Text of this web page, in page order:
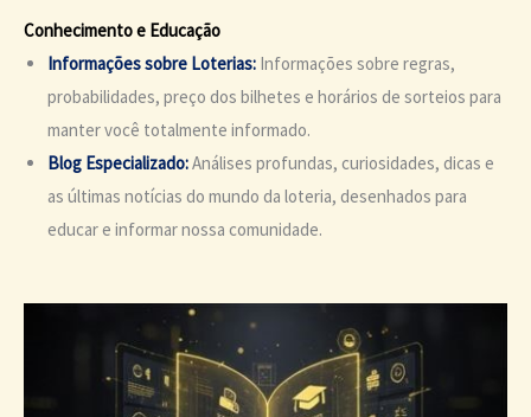
Conhecimento e Educação
Informações sobre Loterias: Informações sobre regras,
probabilidades, preço dos bilhetes e horários de sorteios para
manter você totalmente informado.
Blog Especializado:Análises profundas, curiosidades, dicas e
as últimas notícias do mundo da loteria, desenhados para
educar e informar nossa comunidade.